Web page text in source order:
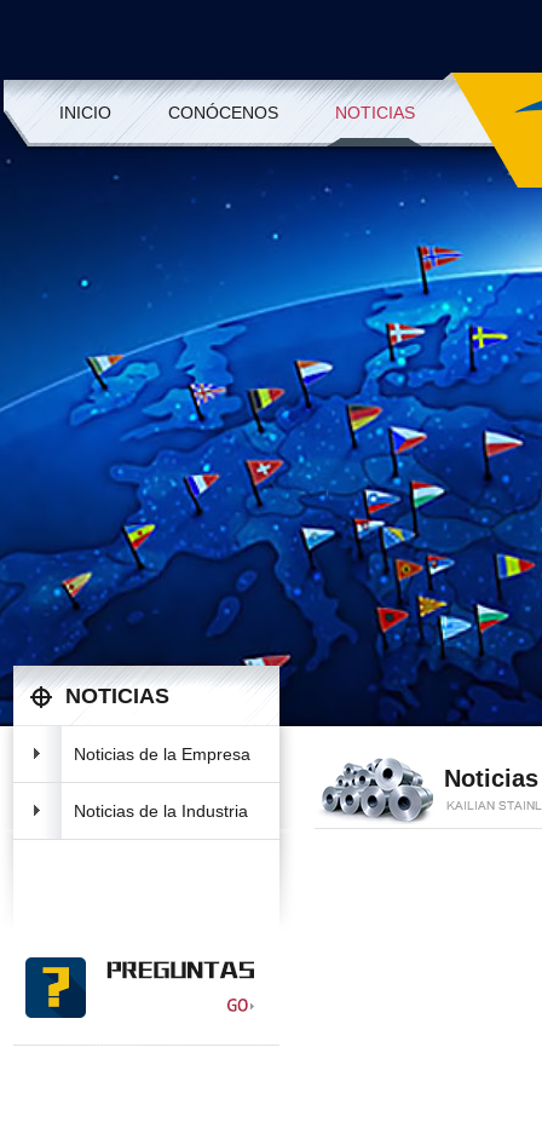
INICIO CONÓCENOS NOTICIAS
NOTICIAS
Noticias de la Empresa
Noticias de la Industria
Noticias